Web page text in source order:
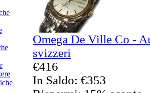
Omega De Ville Co -
svizzeri
€416
In Saldo: €353